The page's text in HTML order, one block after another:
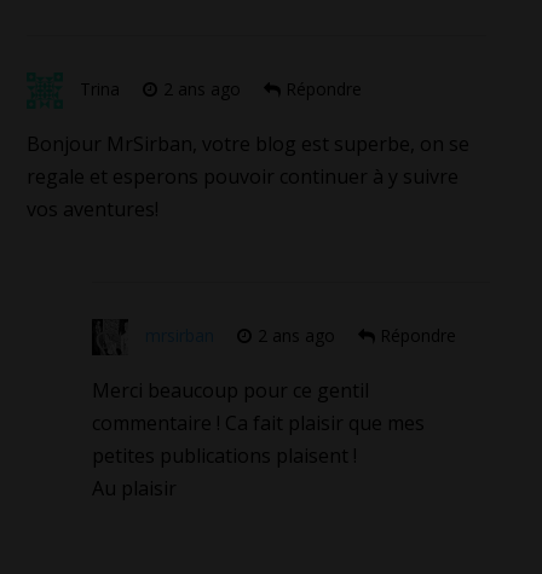
Trina 2 ans ago Répondre
Bonjour MrSirban, votre blog est superbe, on se
regale et esperons pouvoir continuer à y suivre
vos aventures!
2 ans ago Répondre
Merci beaucoup pour ce gentil
commentaire ! Ca fait plaisir que mes
petites publications plaisent !
Au plaisir